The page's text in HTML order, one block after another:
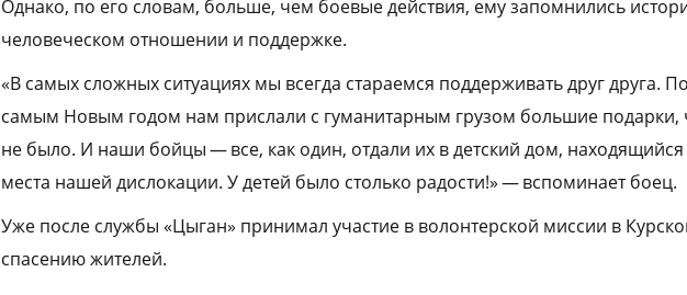
Однако, по его словам, больше, чем боевые действия, ему запомнились
человеческом отношении и поддержке.
«В самых сложных ситуациях мы всегда стараемся поддерживать друг друга.
самым Новым годом нам прислали с гуманитарным грузом большие подарки,
не было. И наши бойцы — все, как один, отдали их в детский дом, находящийся
места нашей дислокации. У детей было столько радости!» — вспоминает боец.
Уже после службы «Цыган» принимал участие в волонтерской миссии в
спасению жителей.